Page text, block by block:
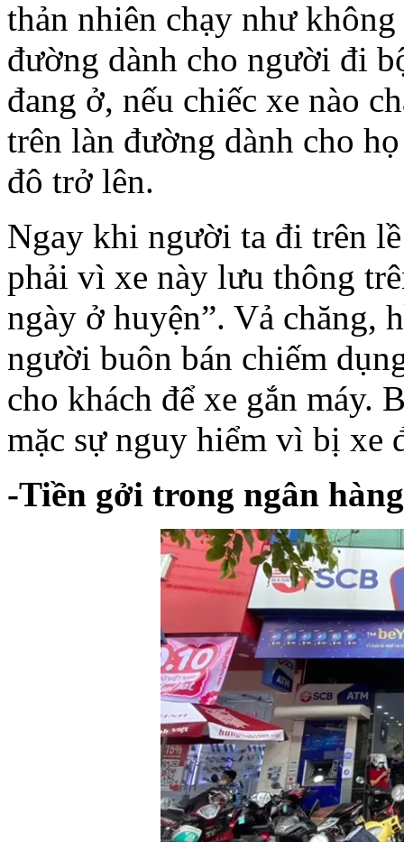
thản nhiên chạy như không
đường dành cho người đi
đang ở, nếu chiếc xe nào
trên làn đường dành cho họ
đô trở lên.
Ngay khi người ta đi trên lề
phải vì xe này lưu thông
ngày ở huyện”. Vả chăng,
người buôn bán chiếm
cho khách để xe gắn máy.
mặc sự nguy hiểm vì bị xe
-Tiền gởi trong ngân hàng